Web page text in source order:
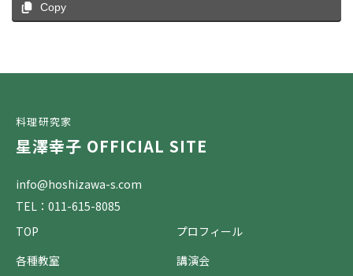
Copy
料理研究家
星澤幸子 OFFICIAL SITE
info@hoshizawa-s.com
TEL：011-615-8085
TOP
プロフィール
各種教室
講演会